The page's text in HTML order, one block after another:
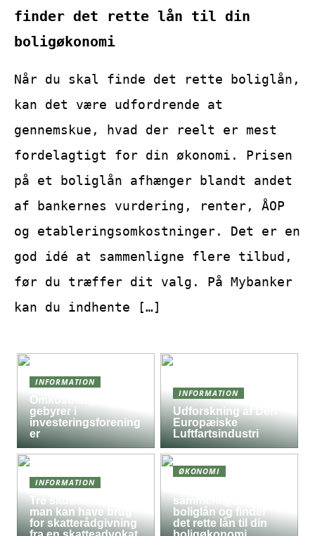
finder det rette lån til din
boligøkonomi
Når du skal finde det rette boliglån,
kan det være udfordrende at
gennemskue, hvad der reelt er mest
fordelagtigt for din økonomi. Prisen
på et boliglån afhænger blandt andet
af bankernes vurdering, renter, ÅOP
og etableringsomkostninger. Det er en
god idé at sammenligne flere tilbud,
før du træffer dit valg. På Mybanker
kan du indhente […]
INFORMATION
Omkostninger og
gebyrer i
investeringsforening
er
INFORMATION
Udforskning af Den
Europæiske
Luftfartsindustri
INFORMATION
Tre situationer hvor
man kan have brug
for skatterådgivning
ØKONOMI
sammenligner du
boliglån og finder
det rette lån til din